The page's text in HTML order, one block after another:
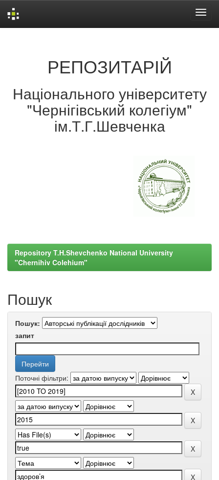
РЕПОЗИТАРІЙ
Національного університету
"Чернігівський колегіум"
ім.Т.Г.Шевченка
Repository T.H.Shevchenko National University
"Chernihiv Colehium"
Пошук
Пошук:
запит
Поточні фільтри: